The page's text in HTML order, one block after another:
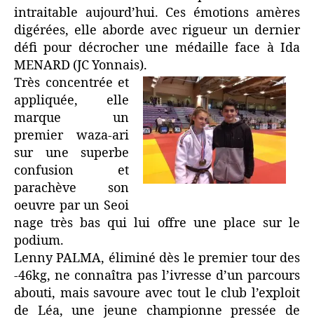
intraitable aujourd’hui. Ces émotions amères
digérées, elle aborde avec rigueur un dernier
défi pour décrocher une médaille face à Ida
MENARD (JC Yonnais).
Très concentrée et
appliquée, elle
marque un
premier waza-ari
sur une superbe
confusion et
parachève son
oeuvre par un Seoi
nage très bas qui lui offre une place sur le
podium.
Lenny PALMA, éliminé dès le premier tour des
-46kg, ne connaîtra pas l’ivresse d’un parcours
abouti, mais savoure avec tout le club l’exploit
de Léa, une jeune championne pressée de